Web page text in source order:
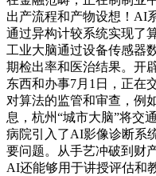
出产流程和产物设想！AI
通过异构计较系统实现了
工业大脑通过设备传感器
期检出率和医治结果。开
东西和办事7月1日，正在
对算法的监管和审查，例
息，杭州“城市大脑”将交
病院引入了AI影像诊断系
要问题。从手艺冲破到财
AI还能够用于讲授评估和